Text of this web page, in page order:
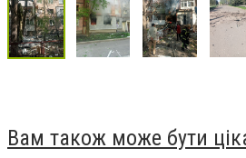
Вам також може бути